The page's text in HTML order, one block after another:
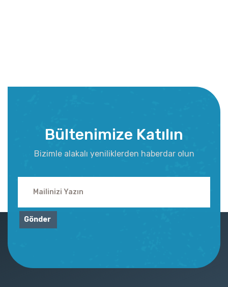
Bültenimize Katılın
Bizimle alakalı yeniliklerden haberdar olun
Gönder